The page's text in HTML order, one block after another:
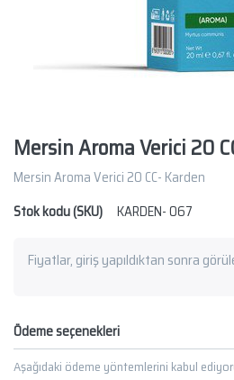
Mersin Aroma Verici 20
Mersin Aroma Verici 20 CC- Karden
Stok kodu (SKU)
KARDEN- 067
Fiyatlar, giriş yapıldıktan sonra
Ödeme seçenekleri
Aşağıdaki ödeme yöntemlerini kabul